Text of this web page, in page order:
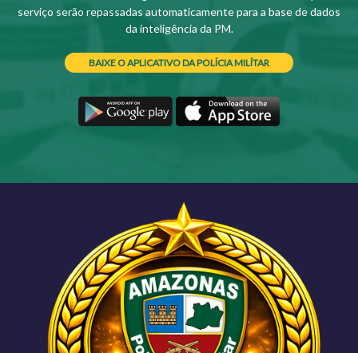
serviço serão repassadas automaticamente para a base de dados
da inteligência da PM.
BAIXE O APLICATIVO DA POLÍCIA MILÍTAR